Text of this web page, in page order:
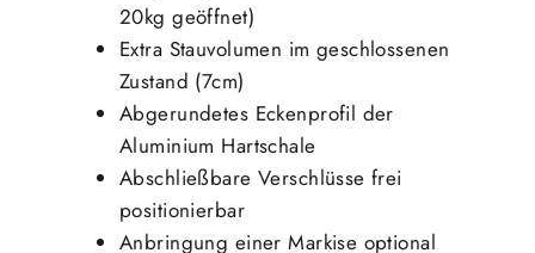
20kg geöffnet)
Extra Stauvolumen im geschlossenen
Zustand (7cm)
Abgerundetes Eckenprofil der
Aluminium Hartschale
Abschließbare Verschlüsse frei
positionierbar
Anbringung einer Markise optional